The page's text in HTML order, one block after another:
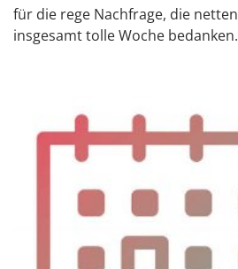
für die rege Nachfrage, die
insgesamt tolle Woche bedanken.